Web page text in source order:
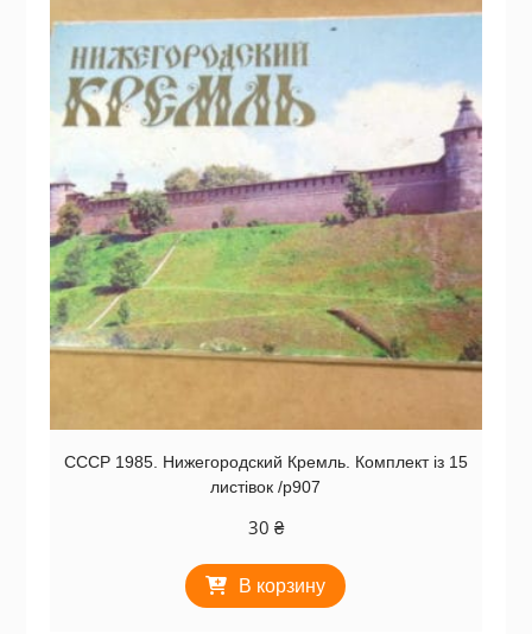
СССР 1985. Нижегородский Кремль. Комплект із 15
листівок /р907
30 ₴
В корзину